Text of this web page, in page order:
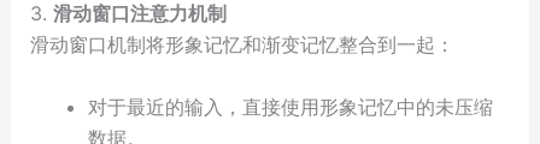
3. 滑动窗口注意力机制
滑动窗口机制将形象记忆和渐变记忆整合到一起：
对于最近的输入，直接使用形象记忆中的未压缩
数据。